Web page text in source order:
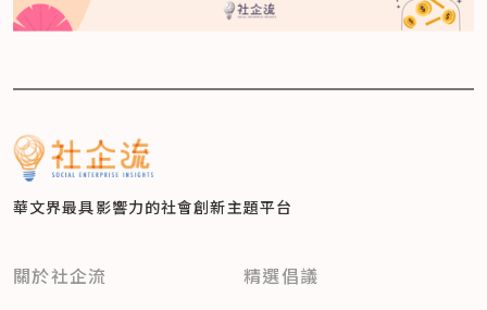
華文界最具影響力的社會創新主題平台
關於社企流 精選倡議